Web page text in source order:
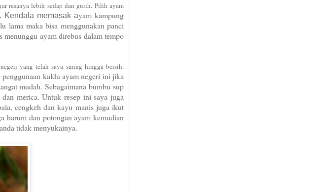
rasanya lebih sedap dan gurih. Pilih ayam
. Kendala memasak ayam kampung
lama maka bisa menggunakanpanci
menunggu ayam direbus dalam tempo
yang telah saya saring hingga bersih.
penggunaan kaldu ayam negeri ini jika
mudah. Sebagaimana bumbu sup
dan merica.Untukresep ini saya juga
, cengkeh dan kayu manis juga ikut
harum dan potongan ayam kemudian
tidak menyukainya.